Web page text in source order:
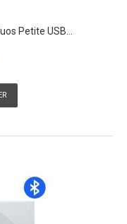
Petite USB...